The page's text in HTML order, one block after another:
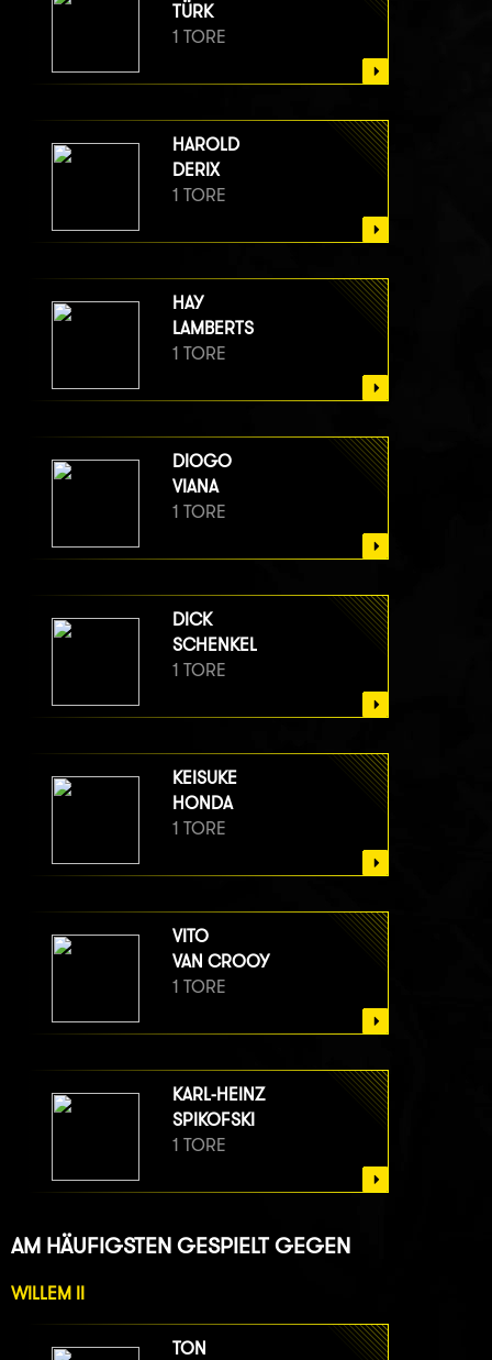
TÜRK
1 TORE
HAROLD
DERIX
1 TORE
HAY
LAMBERTS
1 TORE
DIOGO
VIANA
1 TORE
DICK
SCHENKEL
1 TORE
KEISUKE
HONDA
1 TORE
VITO
VAN CROOY
1 TORE
KARL-HEINZ
SPIKOFSKI
1 TORE
AM HÄUFIGSTEN GESPIELT GEGEN
WILLEM II
TON